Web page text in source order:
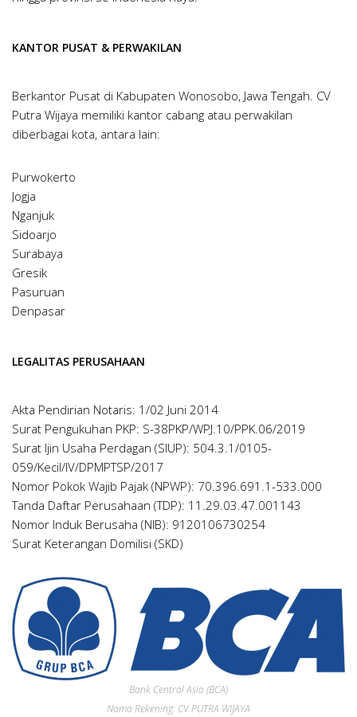
KANTOR PUSAT & PERWAKILAN
Berkantor Pusat di Kabupaten Wonosobo, Jawa Tengah. CV
Putra Wijaya memiliki kantor cabang atau perwakilan
diberbagai kota, antara lain:
Purwokerto
Jogja
Nganjuk
Sidoarjo
Surabaya
Gresik
Pasuruan
Denpasar
LEGALITAS PERUSAHAAN
Akta Pendirian Notaris: 1/02 Juni 2014
Surat Pengukuhan PKP: S-38PKP/WPJ.10/PPK.06/2019
Surat Ijin Usaha Perdagan (SIUP): 504.3.1/0105-
059/Kecil/IV/DPMPTSP/2017
Nomor Pokok Wajib Pajak (NPWP): 70.396.691.1-533.000
Tanda Daftar Perusahaan (TDP): 11.29.03.47.001143
Nomor Induk Berusaha (NIB): 9120106730254
Surat Keterangan Domilisi (SKD)
Bank Central Asia (BCA)
Nama Rekening: CV PUTRA WIJAYA